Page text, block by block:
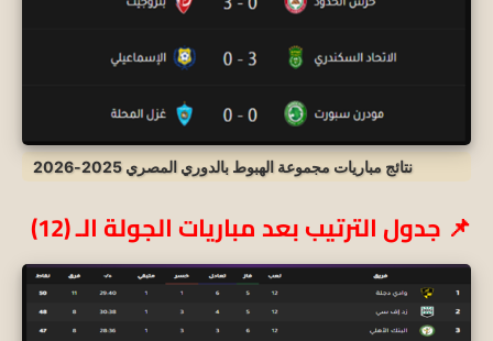
نتائج مباريات مجموعة الهبوط بالدوري المصري 2025-2026
📌 جدول الترتيب بعد مباريات الجولة الـ (12)